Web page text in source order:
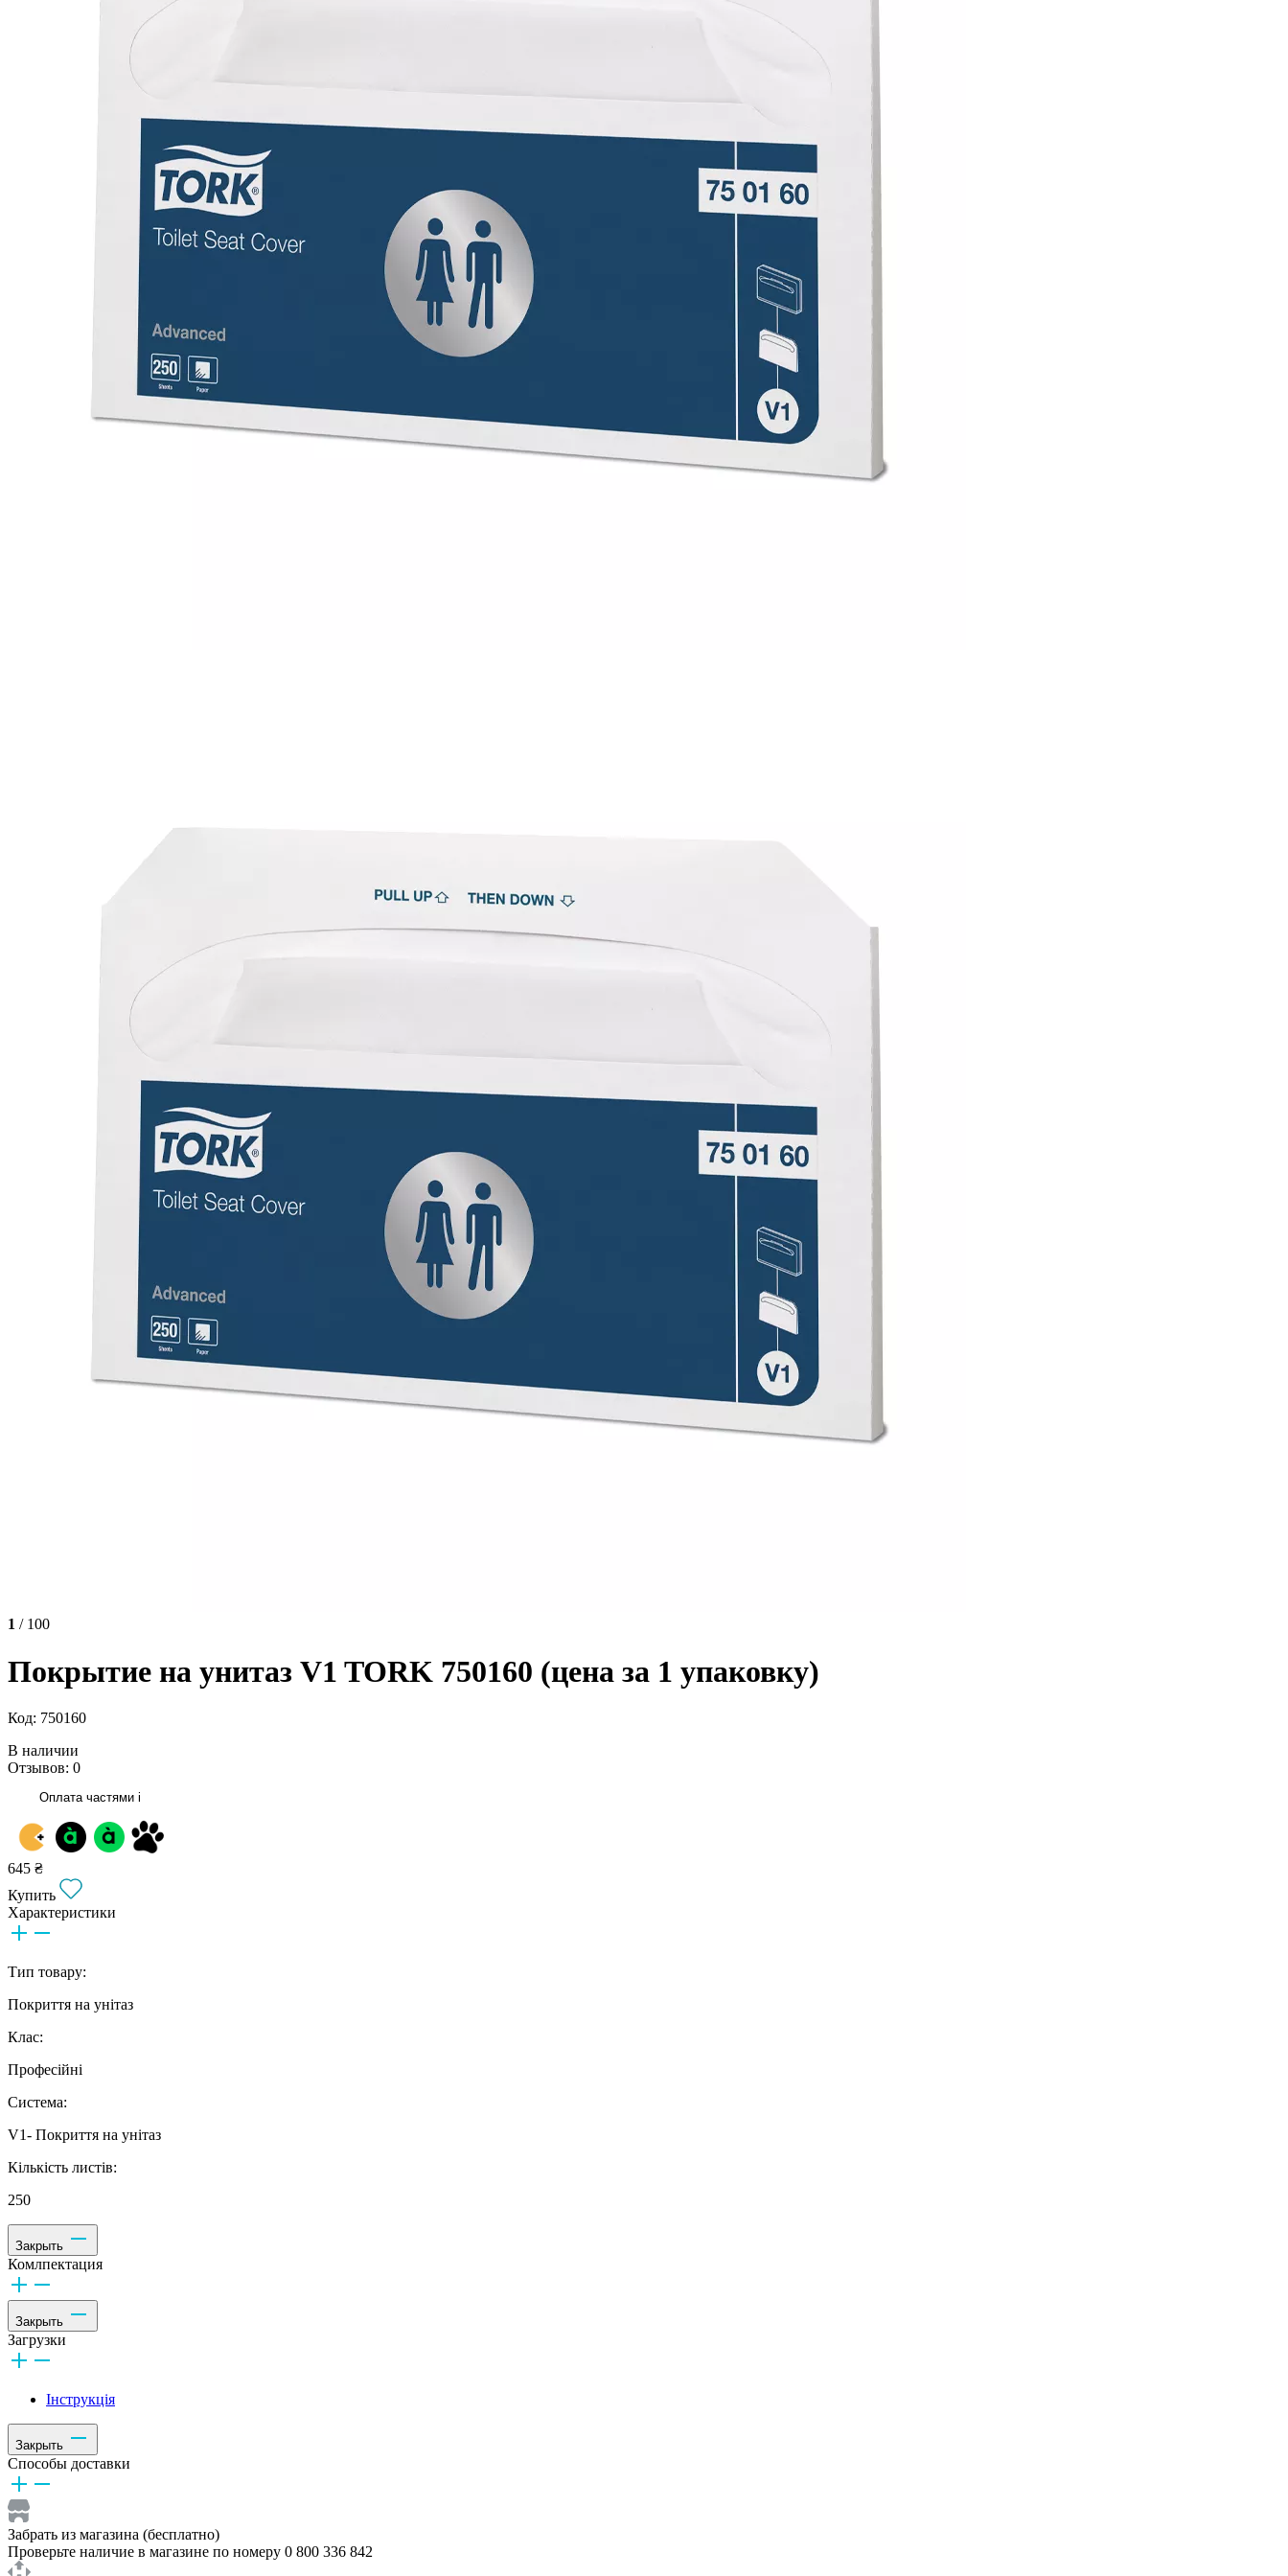
1 / 100
Покрытие на унитаз V1 TORK 750160 (цена за 1 упаковку)
Код: 750160
В наличии
Отзывов: 0
Оплата частями i
645 ₴
Купить
Характеристики
Тип товару:
Покриття на унітаз
Клас:
Професійні
Система:
V1- Покриття на унітаз
Кількість листів:
250
Закрыть
Комлпектация
Закрыть
Загрузки
Інструкція
Закрыть
Способы доставки
Забрать из магазина (бесплатно)
Проверьте наличие в магазине по номеру 0 800 336 842